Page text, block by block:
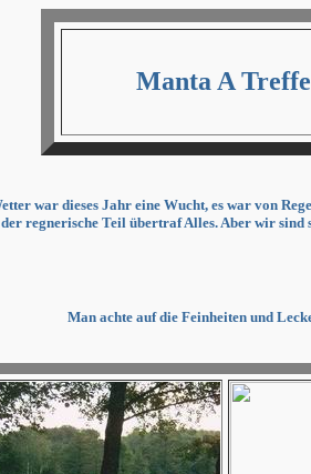
Manta A
war dieses Jahr eine Wucht, es war von
regnerische Teil übertraf Alles. Aber wir sind
Man achte auf die Feinheiten und